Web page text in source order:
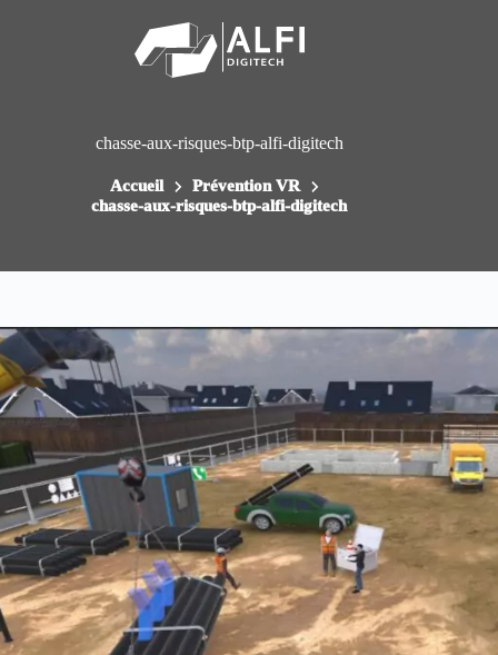
chasse-aux-risques-btp-alfi-digitech
Accueil
Prévention VR
chasse-aux-risques-btp-alfi-digitech